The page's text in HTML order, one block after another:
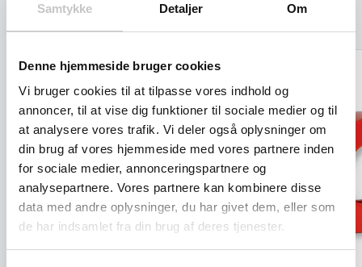
Samtykke Detaljer Om
Denne hjemmeside bruger cookies
Vi bruger cookies til at tilpasse vores indhold og
annoncer, til at vise dig funktioner til sociale medier og til
at analysere vores trafik. Vi deler også oplysninger om
din brug af vores hjemmeside med vores partnere inden
for sociale medier, annonceringspartnere og
analysepartnere. Vores partnere kan kombinere disse
data med andre oplysninger, du har givet dem, eller som
de har indsamlet fra din brug af deres tjenester.